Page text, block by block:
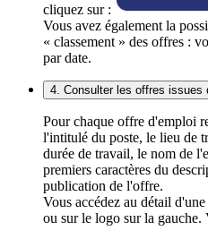
cliquez sur :
Vous avez également la
« classement » des offres :
par date.
4. Consulter les offres issues
Pour chaque offre d'emploi
l'intitulé du poste, le lieu de
durée de travail, le nom de
premiers caractères du
publication de l'offre.
Vous accédez au détail
ou sur le logo sur la gauche.